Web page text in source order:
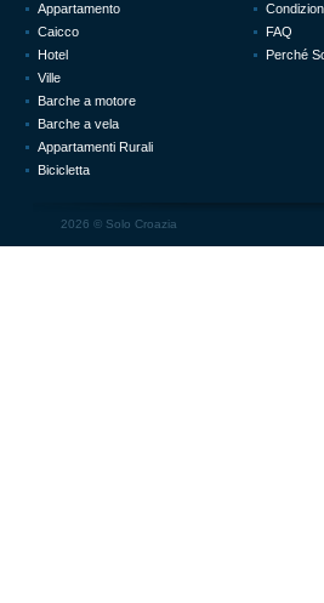
Appartamento
Caicco
Hotel
Ville
Barche a motore
Barche a vela
Appartamenti Rurali
Bicicletta
FAQ
Perché
2026 © Solo Croazia